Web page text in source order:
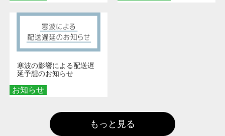
お知らせ
寒波の影響による配送遅
延予想のお知らせ
もっと見る